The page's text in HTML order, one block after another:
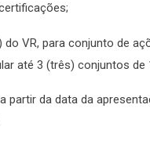
VR, para conjunto de
até 3 (três) conjuntos
partir da data da